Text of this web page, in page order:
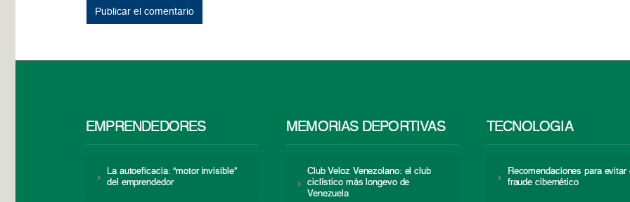
EMPRENDEDORES
La autoeficacia: “motor invisible”
del emprendedor
MEMORIAS DEPORTIVAS
Club Veloz Venezolano: el club
ciclístico más longevo de
Venezuela
TECNOLOGÍA
Recomendaciones para evitar
fraude cibernético